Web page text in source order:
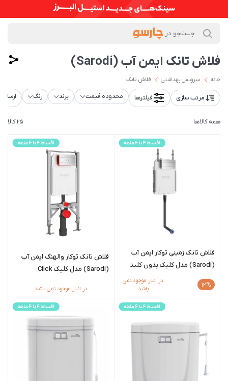
فلاش تانک ایمن آب (Sarodi)
خانه سرویس بهداشتی فلاش تانک
25 کالا همه کالاها
مرتب سازی فیلترها محدوده قیمت برند رنگ ارسال
فلاش تانک زمینی توکار ایمن آب
(Sarodi) مدل کلیک بدون کلید
12%
در انبار موجود نمی
باشد
فلاش تانک توکار والهنگ ایمن آب
(Sarodi) مدل کلیک Click
در انبار موجود نمی باشد